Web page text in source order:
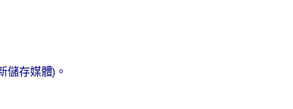
儲存媒體)。